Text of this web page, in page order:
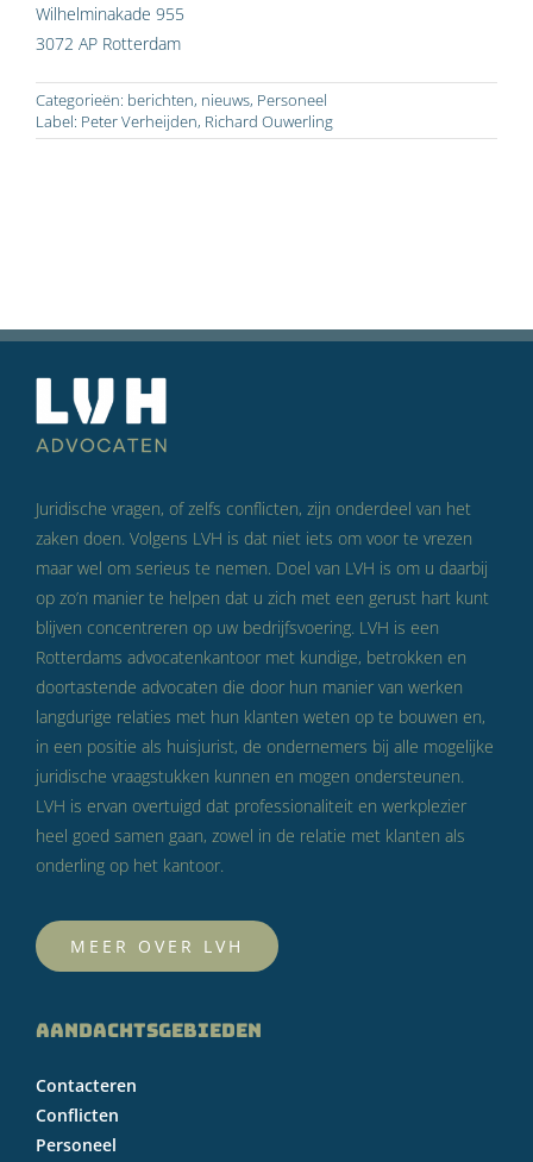
Wilhelminakade 955
3072 AP Rotterdam
Categorieën: berichten, nieuws, Personeel
Label: Peter Verheijden, Richard Ouwerling
Juridische vragen, of zelfs conflicten, zijn onderdeel van het
zaken doen. Volgens LVH is dat niet iets om voor te vrezen
maar wel om serieus te nemen. Doel van LVH is om u daarbij
op zo’n manier te helpen dat u zich met een gerust hart kunt
blijven concentreren op uw bedrijfsvoering. LVH is een
Rotterdams advocatenkantoor met kundige, betrokken en
doortastende advocaten die door hun manier van werken
langdurige relaties met hun klanten weten op te bouwen en,
in een positie als huisjurist, de ondernemers bij alle mogelijke
juridische vraagstukken kunnen en mogen ondersteunen.
LVH is ervan overtuigd dat professionaliteit en werkplezier
heel goed samen gaan, zowel in de relatie met klanten als
onderling op het kantoor.
MEER OVER LVH
AANDACHTSGEBIEDEN
Contacteren
Conflicten
Personeel